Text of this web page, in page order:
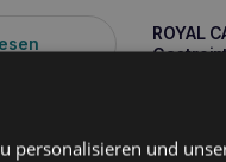
ROYAL
personalisieren und